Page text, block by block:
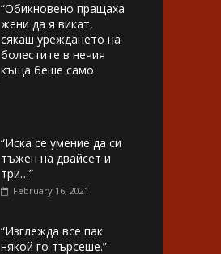
“Обикновено пращаха
жени да я викат,
сякаш уреждането на
болестите в нечия
къща беше само
“Иска се умение да си
тъжен на двайсет и
три…”
February 16, 2021
“Изглежда все пак
някой го търсеше.”